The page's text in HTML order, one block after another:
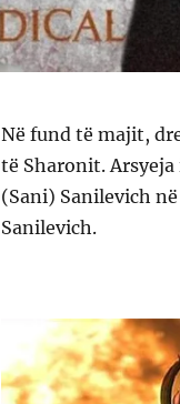
Në fund të majit,
të Sharonit.
(Sani) Sanilevich
Sanilevich.